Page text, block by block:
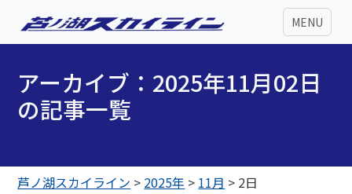
MENU
アーカイブ：2025年11月02日
の記事一覧
芦ノ湖スカイライン > 2025年 > 11月 > 2日